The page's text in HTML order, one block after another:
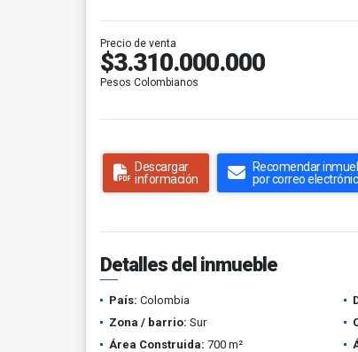
Precio de venta
$3.310.000.000
Pesos Colombianos
Descargar
información
Recomendar
por correo
Detalles del inmueble
País: Colombia
Zona / barrio: Sur
Área Construida: 700 m²